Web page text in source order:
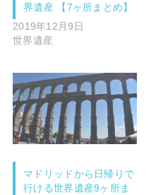
界遺産 【7ヶ所まとめ】
2019年12月9日
世界遺産
マドリッドから日帰りで
行ける世界遺産9ヶ所ま